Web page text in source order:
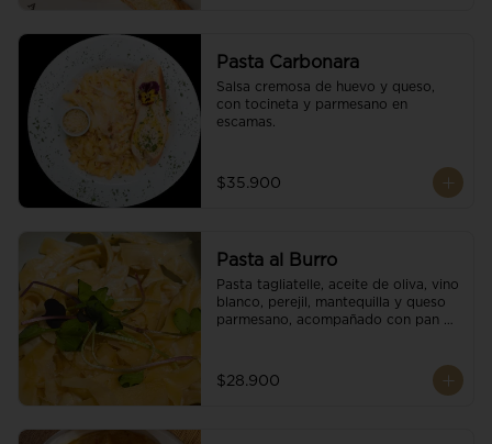
Pasta Carbonara
Salsa cremosa de huevo y queso,
con tocineta y parmesano en
escamas.
$35.900
Pasta al Burro
Pasta tagliatelle, aceite de oliva, vino
blanco, perejil, mantequilla y queso
parmesano, acompañado con pan
$28.900